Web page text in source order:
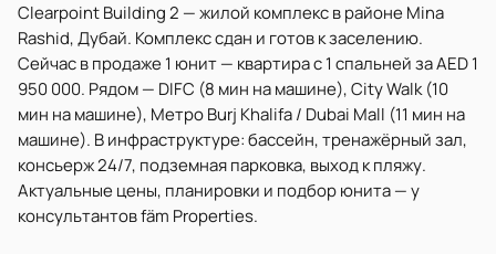
Clearpoint Building 2 — жилой комплекс в районе Mina
Rashid, Дубай. Комплекс сдан и готов к заселению.
Сейчас в продаже 1 юнит — квартира с 1 спальней за AED 1
950 000. Рядом — DIFC (8 мин на машине), City Walk (10
мин на машине), Метро Burj Khalifa / Dubai Mall (11 мин на
машине). В инфраструктуре: бассейн, тренажёрный зал,
консьерж 24/7, подземная парковка, выход к пляжу.
Актуальные цены, планировки и подбор юнита — у
консультантов fäm Properties.